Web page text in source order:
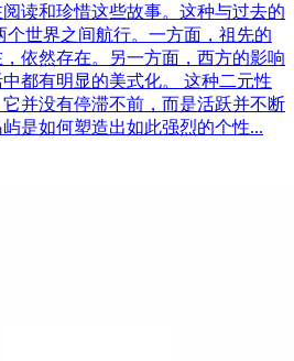
读和珍惜这些故事。这种与过去的
世界之间航行。一方面，祖先的
依然存在。另一方面，西方的影响
都有明显的美式化。 这种二元性
并没有停滞不前，而是活跃并不断
是如何塑造出如此强烈的个性...